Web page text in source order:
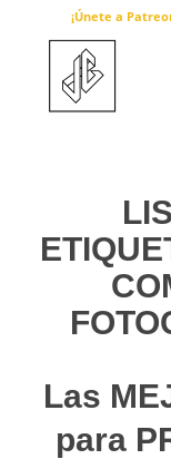
¡Únete a
Las
para